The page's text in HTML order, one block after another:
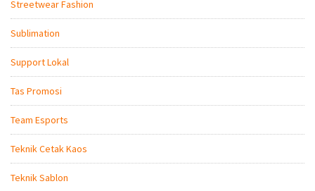
Streetwear Fashion
Sublimation
Support Lokal
Tas Promosi
Team Esports
Teknik Cetak Kaos
Teknik Sablon